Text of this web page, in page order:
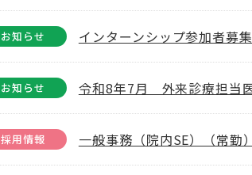
お知らせ インターンシップ参加者募
お知らせ 令和8年7月 外来診療担当
採用情報 一般事務（院内SE）（常勤